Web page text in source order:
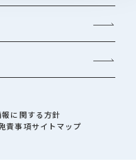
に関する方針
責事項サイトマップ